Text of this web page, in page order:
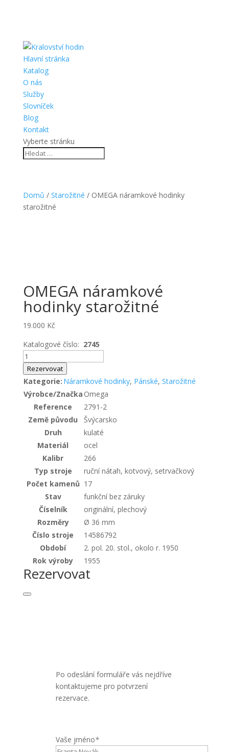
Hlavní stránka
Katalog
O nás
Služby
Slovníček
Blog
Kontakt
Vyberte stránku
Domů / Starožitné / OMEGA náramkové hodinky
starožitné
OMEGA náramkové
hodinky starožitné
19.000 Kč
Katalogové číslo: 2745
OMEGA
náramkové
hodinky
starožitné
množství
Rezervovat
Kategorie: Náramkové hodinky, Pánské, Starožitné
Výrobce/Značka Omega
Reference
2791-2
Země původu
Švýcarsko
Druh
kulaté
Materiál
ocel
Kalibr
266
Typ stroje
ruční nátah, kotvový, setrvačkový
Počet kamenů 17
Stav
funkční bez záruky
Číselník
originální, plechový
Rozměry
Ø 36 mm
Číslo stroje
14586792
Období
2. pol. 20. stol., okolo r. 1950
Rok výroby
1955
Rezervovat
Po odeslání formuláře vás nejdříve
kontaktujeme pro potvrzení
rezervace.
Vaše jméno*